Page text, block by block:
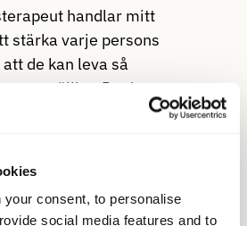
consent, to personalise
social media features and to
handlar mitt
stärka varje persons
de kan leva så
som möjligt. Det kan
någon klarar något på